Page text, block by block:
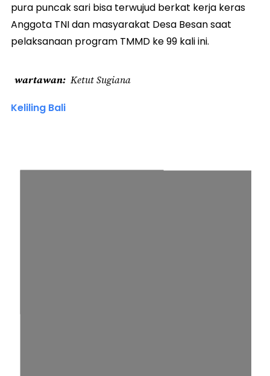
pura puncak sari bisa terwujud berkat kerja keras
Anggota TNI dan masyarakat Desa Besan saat
pelaksanaan program TMMD ke 99 kali ini.
wartawan Ketut Sugiana
Keliling Bali